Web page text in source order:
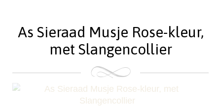
As Sieraad Musje Rose-kleur,
met Slangencollier